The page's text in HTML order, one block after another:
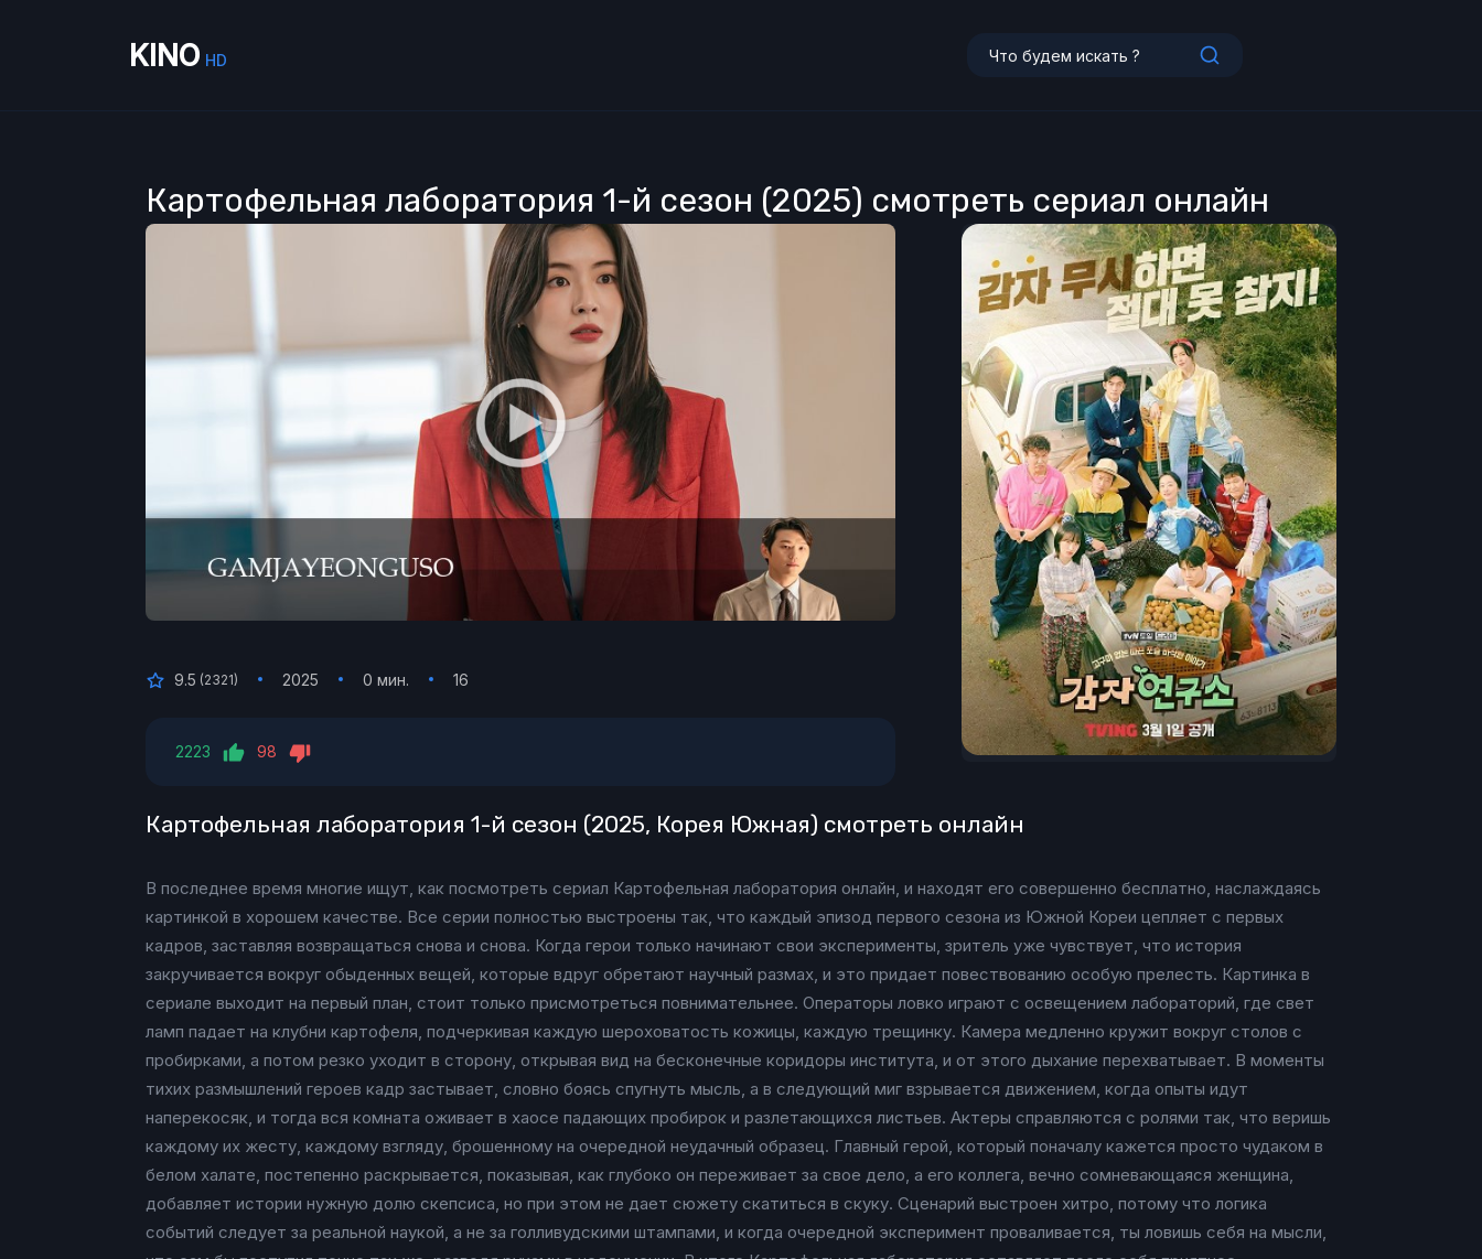
KINO HD
Картофельная лаборатория 1-й сезон (2025) смотреть сериал онлайн
9.5 (2321) 2025 0 мин. 16
2223 98
Картофельная лаборатория 1-й сезон (2025, Корея Южная) смотреть онлайн
В последнее время многие ищут, как посмотреть сериал Картофельная лаборатория онлайн, и находят его совершенно бесплатно, наслаждаясь
картинкой в хорошем качестве. Все серии полностью выстроены так, что каждый эпизод первого сезона из Южной Кореи цепляет с первых
кадров, заставляя возвращаться снова и снова. Когда герои только начинают свои эксперименты, зритель уже чувствует, что история
закручивается вокруг обыденных вещей, которые вдруг обретают научный размах, и это придает повествованию особую прелесть. Картинка в
сериале выходит на первый план, стоит только присмотреться повнимательнее. Операторы ловко играют с освещением лабораторий, где свет
ламп падает на клубни картофеля, подчеркивая каждую шероховатость кожицы, каждую трещинку. Камера медленно кружит вокруг столов с
пробирками, а потом резко уходит в сторону, открывая вид на бесконечные коридоры института, и от этого дыхание перехватывает. В моменты
тихих размышлений героев кадр застывает, словно боясь спугнуть мысль, а в следующий миг взрывается движением, когда опыты идут
наперекосяк, и тогда вся комната оживает в хаосе падающих пробирок и разлетающихся листьев. Актеры справляются с ролями так, что веришь
каждому их жесту, каждому взгляду, брошенному на очередной неудачный образец. Главный герой, который поначалу кажется просто чудаком в
белом халате, постепенно раскрывается, показывая, как глубоко он переживает за свое дело, а его коллега, вечно сомневающаяся женщина,
добавляет истории нужную долю скепсиса, но при этом не дает сюжету скатиться в скуку. Сценарий выстроен хитро, потому что логика
событий следует за реальной наукой, а не за голливудскими штампами, и когда очередной эксперимент проваливается, ты ловишь себя на мысли,